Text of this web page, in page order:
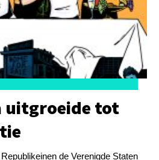
uitgroeide tot
de Verenigde Staten